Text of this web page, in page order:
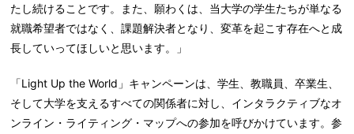
たし続けることです。また、願わくは、当大学の学生たちが単なる
就職希望者ではなく、課題解決者となり、変革を起こす存在へと成
長していってほしいと思います。」
「Light Up the World 」キャンペーンは、学生、教職員、卒業生、
そして大学を支えるすべての関係者に対し、インタラクティブなオ
ンライン・ライティング・マップへの参加を呼びかけています。参